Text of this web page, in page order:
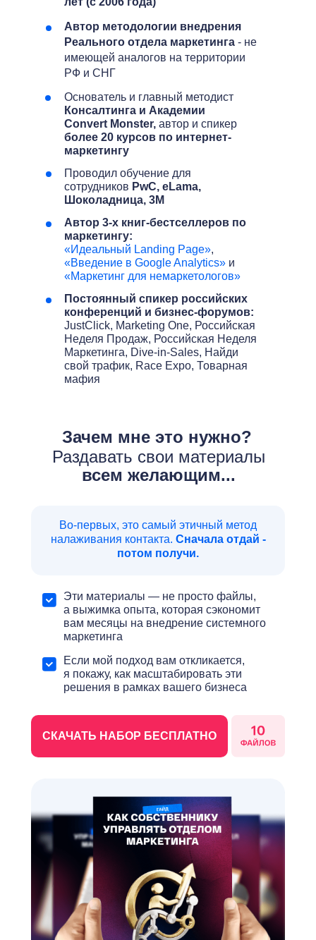
Автор методологии внедрения
Реального отдела маркетинга - не
имеющей аналогов на территории
РФ и СНГ
Основатель и главный методист
Консалтинга и Академии
Convert Monster, автор и спикер
более 20 курсов по интернет-
маркетингу
Автор 3-х книг-бестселлеров по
маркетингу:
«Идеальный Landing Page»,
«Введение в Google Analytics» и
«Маркетинг для немаркетологов»
Постоянный спикер российских
конференций и бизнес-форумов:
JustClick, Marketing One, Российская
Неделя Продаж, Российская Неделя
Маркетинга, Dive-in-Sales, Найди
свой трафик, Race Expo, Товарная
мафия
Проводил обучение для
сотрудников PwC, eLama,
Шоколадница, 3M
Раздавать свои материалы
всем желающим...
Зачем мне это нужно?
СКАЧАТЬ НАБОР БЕСПЛАТНО
Если мой подход вам откликается,
я покажу, как масштабировать эти
решения в рамках вашего бизнеса
Во-первых, это самый этичный метод
налаживания контакта. Сначала отдай -
потом получи.
Эти материалы — не просто файлы,
а выжимка опыта, которая сэкономит
вам месяцы на внедрение системного
маркетинга